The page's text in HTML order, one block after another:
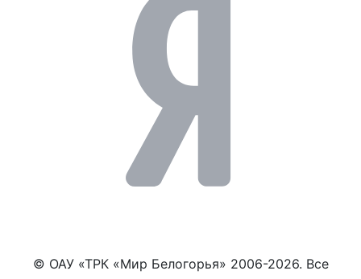
© ОАУ «ТРК «Мир Белогорья» 2006-2026. Все